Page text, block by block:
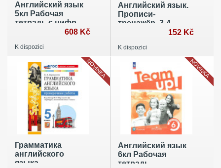
Английский язык
5кл Рабочая
тетрадь с цифр
608 Kč
K dispozici
Английский язык.
Прописи-
тренажёр. 3-4
152 Kč
K dispozici
Грамматика
английского
языка.
NOVINKA
Английский язык
6кл Рабочая
тетрадь
NOVINKA